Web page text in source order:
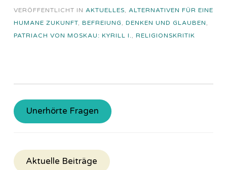
VERÖFFENTLICHT IN AKTUELLES, ALTERNATIVEN FÜR EINE
HUMANE ZUKUNFT, BEFREIUNG, DENKEN UND GLAUBEN,
PATRIACH VON MOSKAU: KYRILL I., RELIGIONSKRITIK
Unerhörte Fragen
Aktuelle Beiträge